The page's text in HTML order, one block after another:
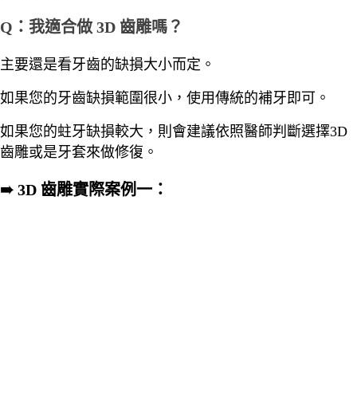
Q：我適合做 3D 齒雕嗎？
主要還是看牙齒的缺損大小而定。
如果您的牙齒缺損範圍很小，使用傳統的補牙即可。
如果您的蛀牙缺損較大，則會建議依照醫師判斷選擇3D
齒雕或是牙套來做修復。
➠ 3D 齒雕實際案例一：